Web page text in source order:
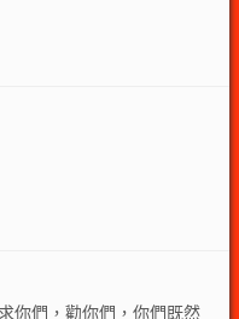
你們，勸你們，你們既然